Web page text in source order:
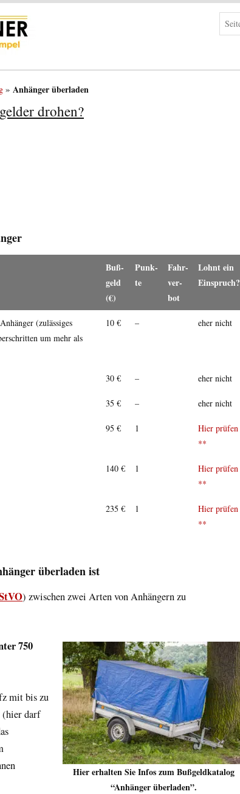
Anhänger überladen
drohen?
Buß­
geld
(€)
Punk­
te
Fahr­
ver­
bot
Lohnt ein
Einspruch?
(zulässiges
um mehr als
10 € – eher nicht
30 € – eher nicht
35 € – eher nicht
95 € 1
Hier prüfen
**
140 € 1
Hier prüfen
**
235 € 1
Hier prüfen
**
überladen ist
) zwischen zwei Arten von Anhängern zu
Hier erhalten Sie Infos zum Bußgeldkatalog
“Anhänger überladen”.
750
mit bis zu
(hier darf